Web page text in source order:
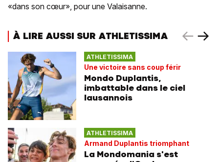
«dans son cœur», pour une Valaisanne.
À LIRE AUSSI SUR ATHLETISSIMA
ATHLETISSIMA
Une victoire sans coup férir
Mondo Duplantis,
imbattable dans le ciel
lausannois
ATHLETISSIMA
Armand Duplantis triomphant
La Mondomania s'est